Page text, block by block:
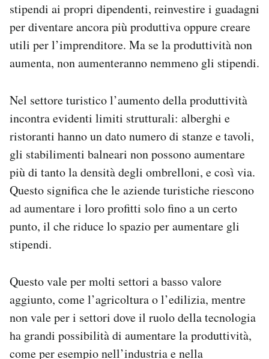
stipendi ai propri dipendenti, reinvestire i guadagni
per diventare ancora più produttiva oppure creare
utili per l’imprenditore. Ma se la produttività non
aumenta, non aumenteranno nemmeno gli stipendi.
Nel settore turistico l’aumento della produttività
incontra evidenti limiti strutturali: alberghi e
ristoranti hanno un dato numero di stanze e tavoli,
gli stabilimenti balneari non possono aumentare
più di tanto la densità degli ombrelloni, e così via.
Questo significa che le aziende turistiche riescono
ad aumentare i loro profitti solo fino a un certo
punto, il che riduce lo spazio per aumentare gli
stipendi.
Questo vale per molti settori a basso valore
aggiunto, come l’agricoltura o l’edilizia, mentre
non vale per i settori dove il ruolo della tecnologia
ha grandi possibilità di aumentare la produttività,
come per esempio nell’industria e nella